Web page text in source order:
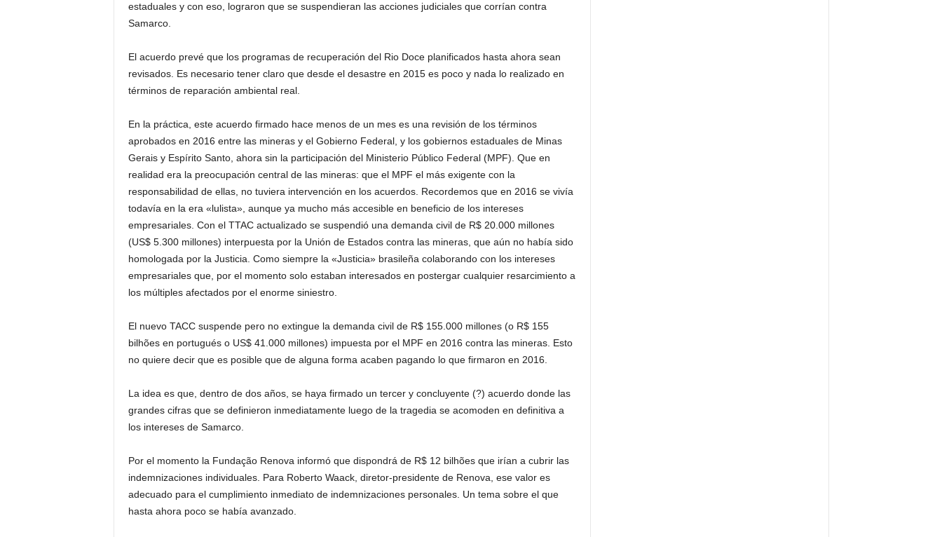
estaduales y con eso, lograron que se suspendieran las acciones judiciales que corrían contra
Samarco.
El acuerdo prevé que los programas de recuperación del Rio Doce planificados hasta ahora sean
revisados. Es necesario tener claro que desde el desastre en 2015 es poco y nada lo realizado en
términos de reparación ambiental real.
En la práctica, este acuerdo firmado hace menos de un mes es una revisión de los términos
aprobados en 2016 entre las mineras y el Gobierno Federal, y los gobiernos estaduales de Minas
Gerais y Espírito Santo, ahora sin la participación del Ministerio Público Federal (MPF). Que en
realidad era la preocupación central de las mineras: que el MPF el más exigente con la
responsabilidad de ellas, no tuviera intervención en los acuerdos. Recordemos que en 2016 se vivía
todavía en la era «lulista», aunque ya mucho más accesible en beneficio de los intereses
empresariales. Con el TTAC actualizado se suspendió una demanda civil de R$ 20.000 millones
(US$ 5.300 millones) interpuesta por la Unión de Estados contra las mineras, que aún no había sido
homologada por la Justicia. Como siempre la «Justicia» brasileña colaborando con los intereses
empresariales que, por el momento solo estaban interesados en postergar cualquier resarcimiento a
los múltiples afectados por el enorme siniestro.
El nuevo TACC suspende pero no extingue la demanda civil de R$ 155.000 millones (o R$ 155
bilhões en portugués o US$ 41.000 millones) impuesta por el MPF en 2016 contra las mineras. Esto
no quiere decir que es posible que de alguna forma acaben pagando lo que firmaron en 2016.
La idea es que, dentro de dos años, se haya firmado un tercer y concluyente (?) acuerdo donde las
grandes cifras que se definieron inmediatamente luego de la tragedia se acomoden en definitiva a
los intereses de Samarco.
Por el momento la Fundação Renova informó que dispondrá de R$ 12 bilhões que irían a cubrir las
indemnizaciones individuales. Para Roberto Waack, diretor-presidente de Renova, ese valor es
adecuado para el cumplimiento inmediato de indemnizaciones personales. Un tema sobre el que
hasta ahora poco se había avanzado.